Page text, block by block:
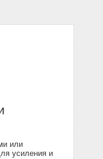
или
усиления и